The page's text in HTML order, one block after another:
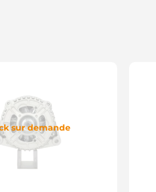
sur demande